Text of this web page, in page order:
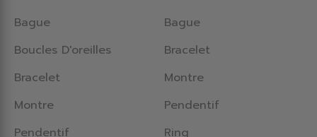
Bague
Boucles D'oreilles
Bracelet
Montre
Pendentif
Bague
Bracelet
Montre
Pendentif
Ring